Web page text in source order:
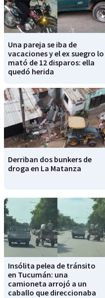
Una pareja se iba de
vacaciones y el ex suegro lo
mató de 12 disparos: ella
quedó herida
Derriban dos bunkers de
droga en La Matanza
Insólita pelea de tránsito
en Tucumán: una
camioneta arrojó a un
caballo que direccionaba